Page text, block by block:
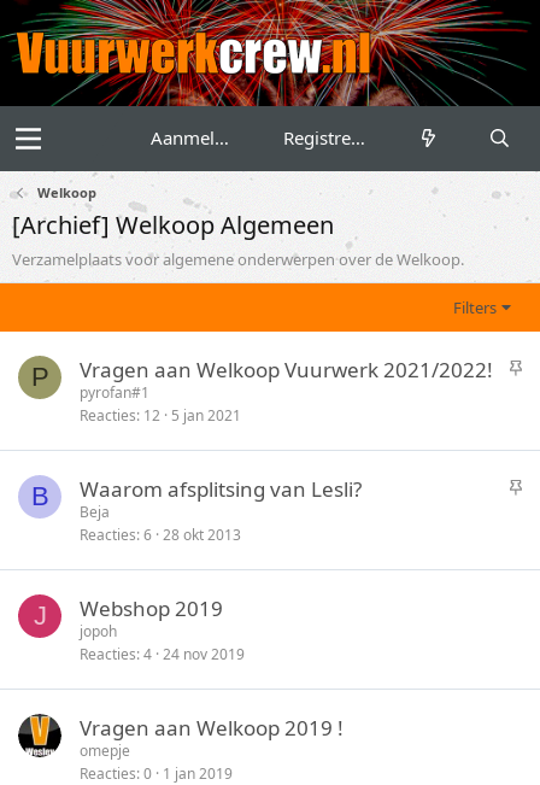
Aanmelden Registreren
Welkoop
[Archief] Welkoop Algemeen
Verzamelplaats voor algemene onderwerpen over de Welkoop.
Filters
P
S
y
Vragen aan Welkoop Vuurwerk 2021/2022!
pyrofan#1
Reacties 12 5 jan 2021
B
S
Waarom afsplitsing van Lesli?
Beja
Reacties 6 28 okt 2013
J Webshop 2019
jopoh
Reacties 4 24 nov 2019
Vragen aan Welkoop 2019 !
omepje
Reacties 0 1 jan 2019